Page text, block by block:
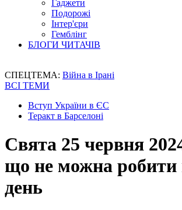
Гаджети
Подорожі
Інтер'єри
Гемблінг
БЛОГИ ЧИТАЧІВ
СПЕЦТЕМА: Війна в Ірані
ВСІ ТЕМИ
Вступ України в ЄС
Теракт в Барселоні
Свята 25 червня
що не можна робити
день